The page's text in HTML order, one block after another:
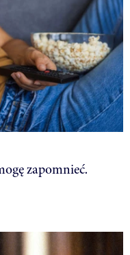
zapomnieć.